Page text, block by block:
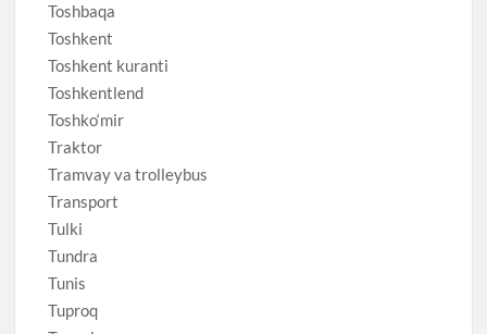
Toshbaqa
Toshkent
Toshkent kuranti
Toshkentlend
Toshko‘mir
Traktor
Tramvay va trolleybus
Transport
Tulki
Tundra
Tunis
Tuproq